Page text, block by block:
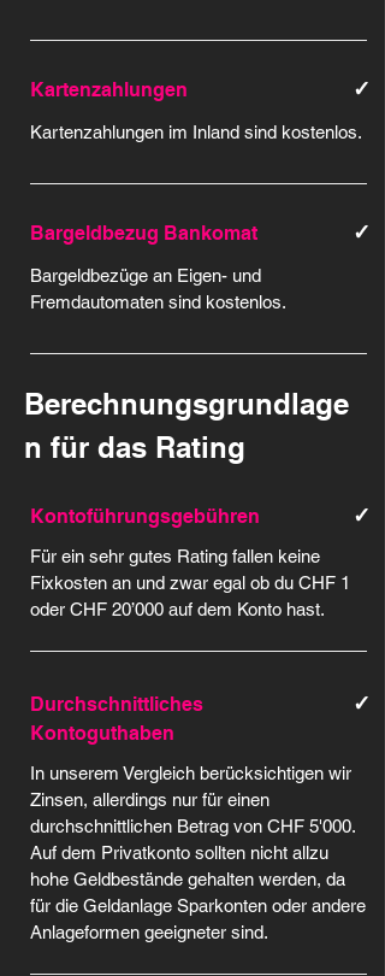
Kartenzahlungen ✓
Kartenzahlungen im Inland sind kostenlos.
Bargeldbezug Bankomat ✓
Bargeldbezüge an Eigen- und
Fremdautomaten sind kostenlos.
Berechnungsgrundlage
n für das Rating
Kontoführungsgebühren ✓
Für ein sehr gutes Rating fallen keine
Fixkosten an und zwar egal ob du CHF 1
oder CHF 20’000 auf dem Konto hast.
Durchschnittliches
Kontoguthaben
✓
In unserem Vergleich berücksichtigen wir
Zinsen, allerdings nur für einen
durchschnittlichen Betrag von CHF 5'000.
Auf dem Privatkonto sollten nicht allzu
hohe Geldbestände gehalten werden, da
für die Geldanlage Sparkonten oder andere
Anlageformen geeigneter sind.